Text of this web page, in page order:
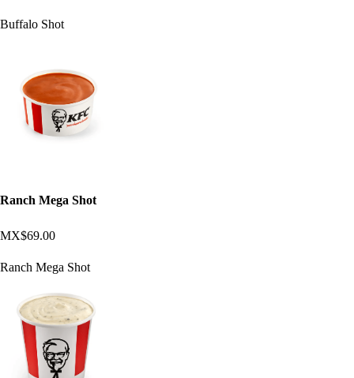
Buffalo Shot
Ranch Mega Shot
MX$69.00
Ranch Mega Shot